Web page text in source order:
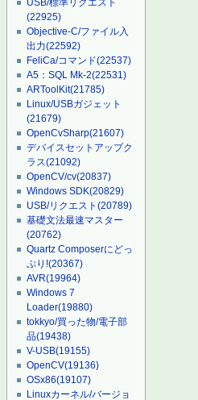
USB/標準リクエスト
(22925)
Objective-C/ファイル入
出力(22592)
FeliCa/コマンド(22537)
A5：SQL Mk-2(22531)
ARToolKit(21785)
Linux/USBガジェット
(21679)
OpenCvSharp(21607)
デバイスセットアップク
ラス(21092)
OpenCV/cv(20837)
Windows SDK(20829)
USB/リクエスト(20789)
基礎文法最速マスター
(20762)
Quartz Composerにどっ
ぷり!(20367)
AVR(19964)
Windows 7
Loader(19880)
tokkyo/買った物/電子部
品(19438)
V-USB(19155)
OpenCV(19136)
OSx86(19107)
Linuxカーネル/バージョ